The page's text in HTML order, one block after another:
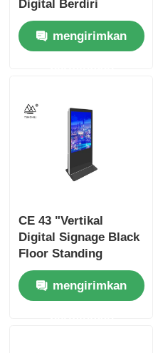
Digital Berdiri
Android 65 Inci
mengirimkan
CE 43 "Vertikal
Digital Signage Black
Floor Standing
Interactive Kiosk
mengirimkan